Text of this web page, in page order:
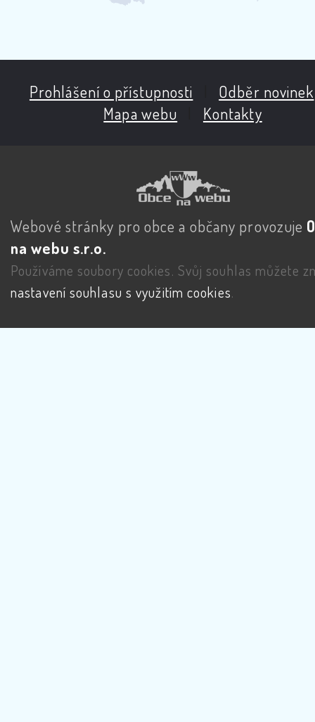
Prohlášení o přístupnosti Odběr novinek
Mapa webu
Kontakty
Webové stránky pro obce a občany provozuje
na webu s.r.o.
Používáme soubory cookies. Svůj souhlas můžete
nastavení souhlasu s využitím cookies.